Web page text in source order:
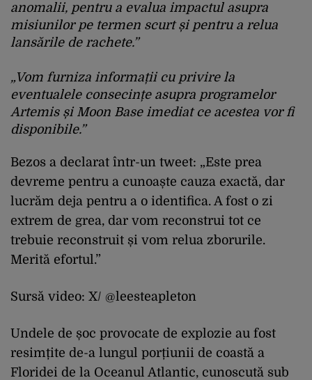
anomalii, pentru a evalua impactul asupra
misiunilor pe termen scurt și pentru a relua
lansările de rachete.”
„Vom furniza informații cu privire la
eventualele consecințe asupra programelor
Artemis și Moon Base imediat ce acestea vor fi
disponibile.”
Bezos a declarat într-un tweet: „Este prea
devreme pentru a cunoaște cauza exactă, dar
lucrăm deja pentru a o identifica. A fost o zi
extrem de grea, dar vom reconstrui tot ce
trebuie reconstruit și vom relua zborurile.
Merită efortul.”
Sursă video: X/ @leesteapleton
Undele de șoc provocate de explozie au fost
resimțite de-a lungul porțiunii de coastă a
Floridei de la Oceanul Atlantic, cunoscută sub